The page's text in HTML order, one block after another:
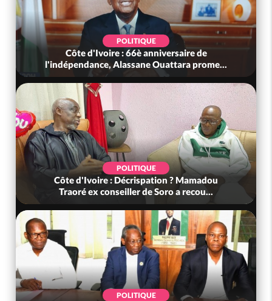
POLITIQUE
Côte d'Ivoire : 66è anniversaire de
l'indépendance, Alassane Ouattara prome...
POLITIQUE
Côte d'Ivoire : Décrispation ? Mamadou
Traoré ex conseiller de Soro a recou...
POLITIQUE